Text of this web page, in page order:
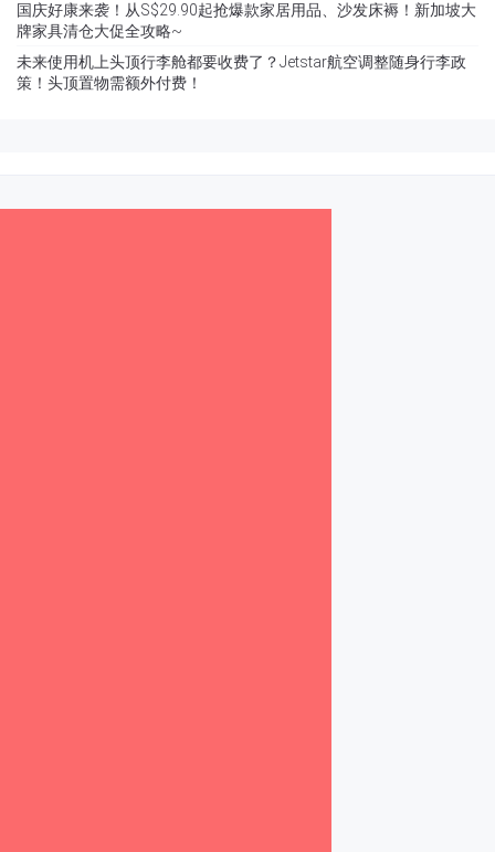
国庆好康来袭！从S$29.90起抢爆款家居用品、沙发床褥！新加坡大
牌家具清仓大促全攻略~
未来使用机上头顶行李舱都要收费了？Jetstar航空调整随身行李政
策！头顶置物需额外付费！